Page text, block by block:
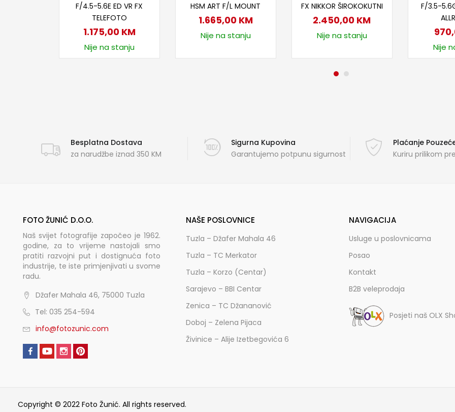
F/4.5-5.6E ED VR FX
TELEFOTO
1.175,00 KM
Nije na stanju
HSM ART F/L MOUNT
1.665,00 KM
Nije na stanju
FX NIKKOR ŠIROKOKUTNI
2.450,00 KM
Nije na stanju
F/3.5-
Nije
Besplatna Dostava
za narudžbe iznad 350 KM
Sigurna Kupovina
Garantujemo potpunu sigurnost
Plaćanje
Kuriru prilikom
FOTO ŽUNIĆ D.O.O.
Naš svijet fotografije započeo je 1962.
godine, za to vrijeme nastojali smo
pratiti razvojni put i dostignuća foto
industrije, te iste primjenjivati u svome
radu.
Džafer Mahala 46, 75000 Tuzla
Tel: 035 254-594
info@fotozunic.com
NAŠE POSLOVNICE
Tuzla – Džafer Mahala 46
Tuzla – TC Merkator
Tuzla – Korzo (Centar)
Sarajevo – BBI Centar
Zenica – TC Džananović
Doboj – Zelena Pijaca
Živinice – Alije Izetbegovića 6
NAVIGACIJA
Usluge u poslovnicama
Posao
Kontakt
B2B veleprodaja
Posjeti naš OLX
Copyright © 2022 Foto Žunić. All rights reserved.